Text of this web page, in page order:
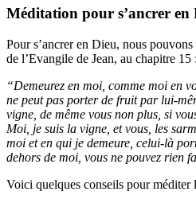
Méditation pour s’ancrer en
Pour s’ancrer en Dieu, nous
de l’Evangile de Jean, au chapitre 15 :
“Demeurez en moi, comme moi en
ne peut pas porter de fruit par lui-
vigne, de même vous non plus, si
Moi, je suis la vigne, et vous, les
moi et en qui je demeure, celui-là
dehors de moi, vous ne pouvez rien
Voici quelques conseils pour méditer